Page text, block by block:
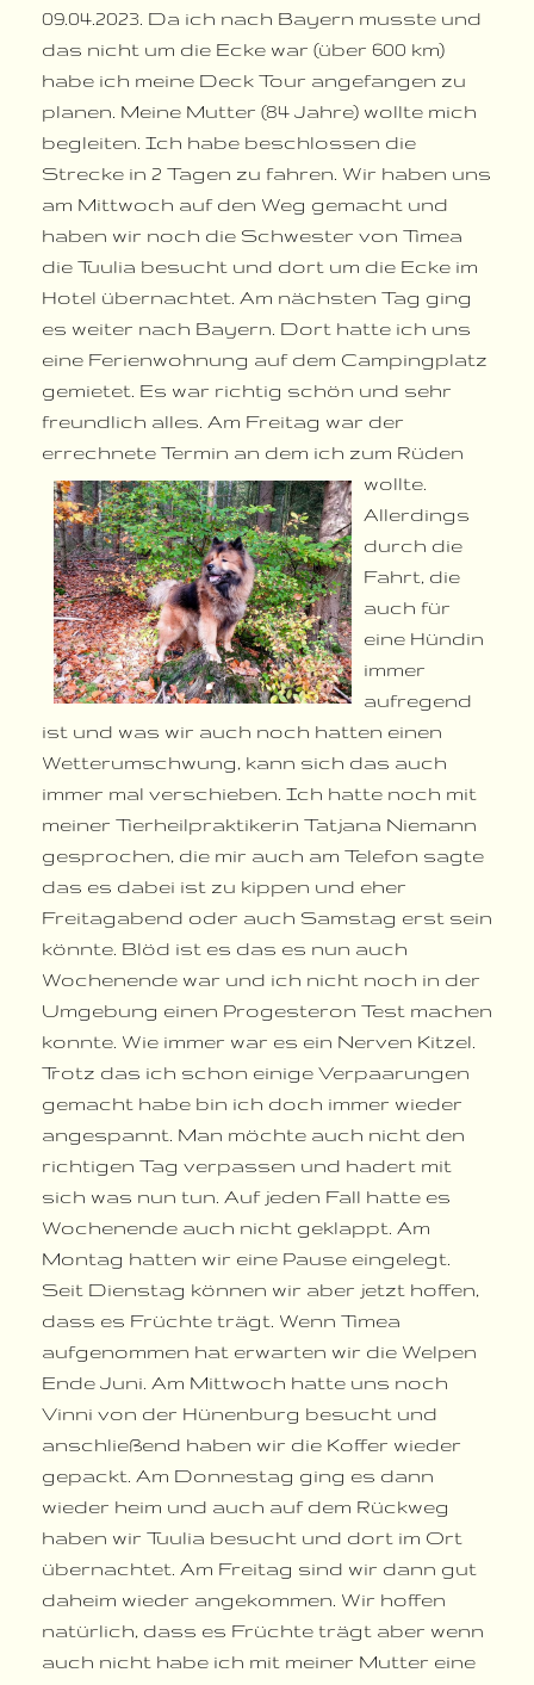
09.04.2023. Da ich nach Bayern musste und
das nicht um die Ecke war (über 600 km)
habe ich meine Deck Tour angefangen zu
planen. Meine Mutter (84 Jahre) wollte mich
begleiten. Ich habe beschlossen die
Strecke in 2 Tagen zu fahren. Wir haben uns
am Mittwoch auf den Weg gemacht und
haben wir noch die Schwester von Timea
die Tuulia besucht und dort um die Ecke im
Hotel übernachtet. Am nächsten Tag ging
es weiter nach Bayern. Dort hatte ich uns
eine Ferienwohnung auf dem Campingplatz
gemietet. Es war richtig schön und sehr
freundlich alles. Am Freitag war der
errechnete Termin an dem ich zum Rüden
wollte.
Allerdings
durch die
Fahrt, die
auch für
eine Hündin
immer
aufregend
ist und was wir auch noch hatten einen
Wetterumschwung, kann sich das auch
immer mal verschieben. Ich hatte noch mit
meiner Tierheilpraktikerin Tatjana Niemann
gesprochen, die mir auch am Telefon sagte
das es dabei ist zu kippen und eher
Freitagabend oder auch Samstag erst sein
könnte. Blöd ist es das es nun auch
Wochenende war und ich nicht noch in der
Umgebung einen Progesteron Test machen
konnte. Wie immer war es ein Nerven Kitzel.
Trotz das ich schon einige Verpaarungen
gemacht habe bin ich doch immer wieder
angespannt. Man möchte auch nicht den
richtigen Tag verpassen und hadert mit
sich was nun tun. Auf jeden Fall hatte es
Wochenende auch nicht geklappt. Am
Montag hatten wir eine Pause eingelegt.
Seit Dienstag können wir aber jetzt hoffen,
dass es Früchte trägt. Wenn Timea
aufgenommen hat erwarten wir die Welpen
Ende Juni. Am Mittwoch hatte uns noch
Vinni von der Hünenburg besucht und
anschließend haben wir die Koffer wieder
gepackt. Am Donnestag ging es dann
wieder heim und auch auf dem Rückweg
haben wir Tuulia besucht und dort im Ort
übernachtet. Am Freitag sind wir dann gut
daheim wieder angekommen. Wir hoffen
natürlich, dass es Früchte trägt aber wenn
auch nicht habe ich mit meiner Mutter eine